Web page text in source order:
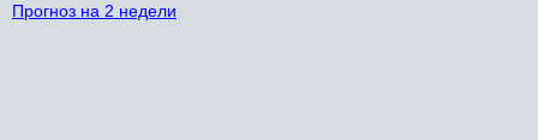
Прогноз на 2 недели